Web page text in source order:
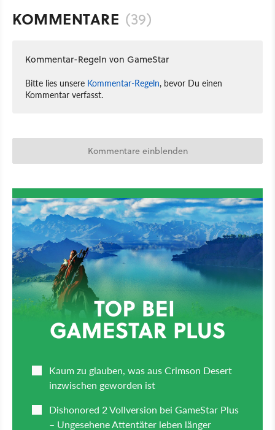
KOMMENTARE (39)
Kommentar-Regeln von GameStar
Bitte lies unsere Kommentar-Regeln, bevor Du einen
Kommentar verfasst.
Kommentare einblenden